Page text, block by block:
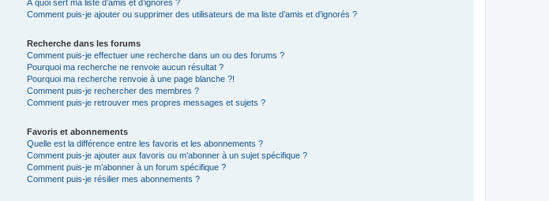
À quoi sert ma liste d’amis et d’ignorés ?
Comment puis-je ajouter ou supprimer des utilisateurs de ma liste d’amis et d’ignorés ?
Recherche dans les forums
Comment puis-je effectuer une recherche dans un ou des forums ?
Pourquoi ma recherche ne renvoie aucun résultat ?
Pourquoi ma recherche renvoie à une page blanche ?!
Comment puis-je rechercher des membres ?
Comment puis-je retrouver mes propres messages et sujets ?
Favoris et abonnements
Quelle est la différence entre les favoris et les abonnements ?
Comment puis-je ajouter aux favoris ou m’abonner à un sujet spécifique ?
Comment puis-je m’abonner à un forum spécifique ?
Comment puis-je résilier mes abonnements ?